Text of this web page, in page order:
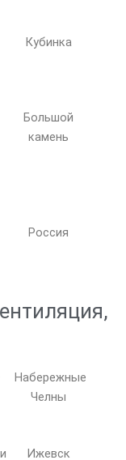
Кубинка
Большой
камень
Россия
Набережные
Челны
Ижевск